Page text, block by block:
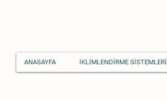
ANASAYFA İKLİMLENDİRME SİSTEMLERİ